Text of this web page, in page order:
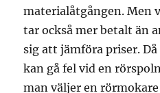
materialåtgången. Men
tar också mer betalt än
sig att jämföra priser.
kan gå fel vid en
man väljer en